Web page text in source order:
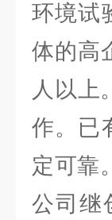
环境试
体的高
人以上
作。已
定可靠
公司继